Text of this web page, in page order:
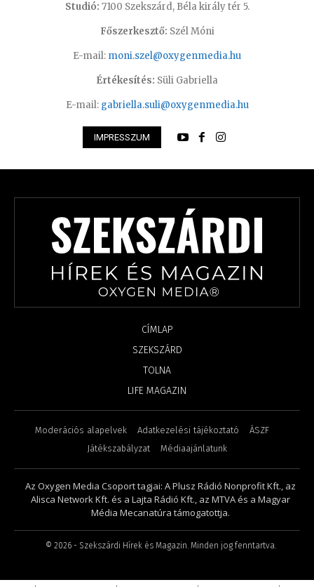
Studió: 7100 Szekszárd, Béla király tér 5.
Főszerkesztő: Szél Móni
E-mail: moni.szel@oxygenmedia.hu
Értékesítés: Süli Gabriella
E-mail: gabriella.suli@oxygenmedia.hu
IMPRESSZUM
CÍMLAP
SZEKSZÁRD
TOLNA
LIFE MAGAZIN
Moderációs alapelvek Adatkezelési tájékoztató
ÁSZF
Játékszabályzat
Médiaajánlatunk
Az Oxygen Media Csoport tagjai: A Plusz Rádió Nonprofit Kft., az
Alisca Network Kft. és a Lajta Rádió Kft., az MTVA és a Magyar
Média Mecanatúra támogatottja.
© 2026- Szekszárdi Hírek és Magazin. Minden jog fenntartva.